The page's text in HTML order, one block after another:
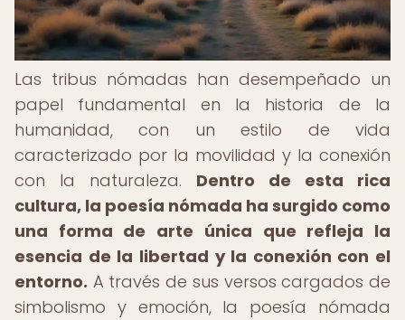
Las tribus nómadas han desempeñado un
papel fundamental en la historia de la
humanidad, con un estilo de vida
caracterizado por la movilidad y la conexión
con la naturaleza. Dentro de esta rica
cultura, la poesía nómada ha surgido como
una forma de arte única que refleja la
esencia de la libertad y la conexión con el
entorno. A través de sus versos cargados de
simbolismo y emoción, la poesía nómada